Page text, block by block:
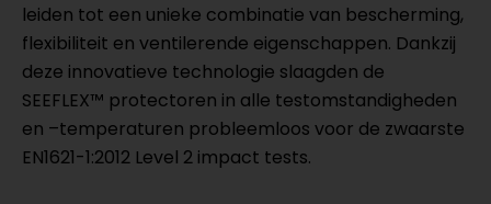
leiden tot een unieke combinatie van bescherming,
flexibiliteit en ventilerende eigenschappen. Dankzij
deze innovatieve technologie slaagden de
SEEFLEX™ protectoren in alle testomstandigheden
en –temperaturen probleemloos voor de zwaarste
EN1621-1:2012 Level 2 impact tests.